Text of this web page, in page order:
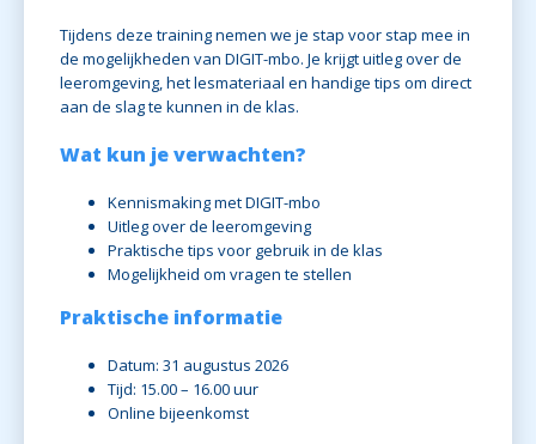
Tijdens deze training nemen we je stap voor stap mee in
de mogelijkheden van DIGIT-mbo. Je krijgt uitleg over de
leeromgeving, het lesmateriaal en handige tips om direct
aan de slag te kunnen in de klas.
Wat kun je verwachten?
Kennismaking met DIGIT-mbo
Uitleg over de leeromgeving
Praktische tips voor gebruik in de klas
Mogelijkheid om vragen te stellen
Praktische informatie
Datum: 31 augustus 2026
Tijd: 15.00 – 16.00 uur
Online bijeenkomst